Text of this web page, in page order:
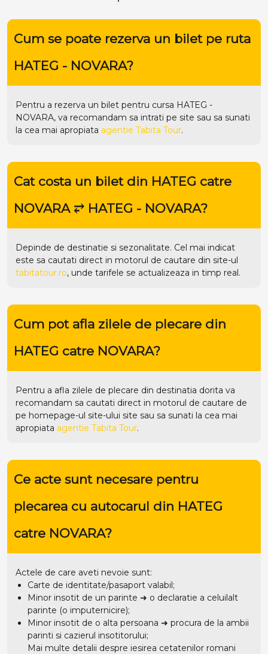
Cum se poate rezerva un bilet pe ruta
HATEG - NOVARA?
Pentru a rezerva un bilet pentru cursa HATEG -
NOVARA, va recomandam sa intrati pe site sau sa sunati
la cea mai apropiata agentie Tabita Tour.
Cat costa un bilet din HATEG catre
NOVARA ⥂ HATEG - NOVARA?
Depinde de destinatie si sezonalitate. Cel mai indicat
este sa cautati direct in motorul de cautare din site-ul
tabitatour.ro, unde tarifele se actualizeaza in timp real.
Cum pot afla zilele de plecare din
HATEG catre NOVARA?
Pentru a afla zilele de plecare din destinatia dorita va
recomandam sa cautati direct in motorul de cautare de
pe homepage-ul site-ului site sau sa sunati la cea mai
apropiata agentie Tabita Tour.
Ce acte sunt necesare pentru
plecarea cu autocarul din HATEG
catre NOVARA?
Actele de care aveti nevoie sunt:
Carte de identitate/pasaport valabil;
Minor insotit de un parinte ➜ o declaratie a celuilalt
parinte (o imputernicire);
Minor insotit de o alta persoana ➜ procura de la ambii
parinti si cazierul insotitorului;
Mai multe detalii despre iesirea cetatenilor romani